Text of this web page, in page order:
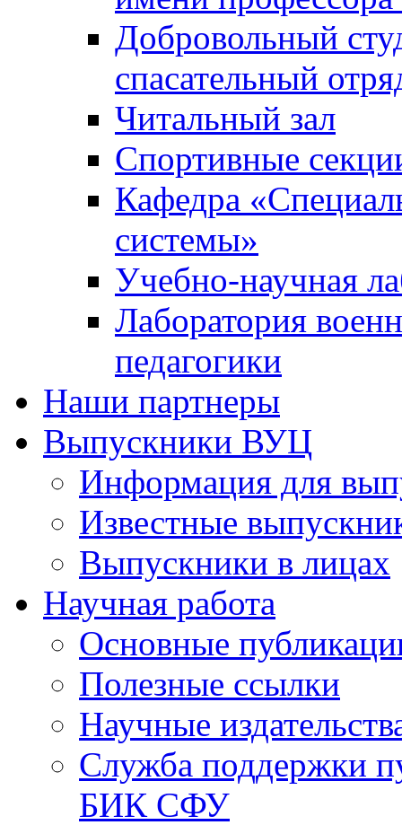
Добровольный
спасательный
Читальный зал
Спортивные
Кафедра
системы»
Учебно-научная
Лаборатория
педагогики
Наши партнеры
Выпускники ВУЦ
Информация для
Известные
Выпускники в лицах
Научная работа
Основные
Полезные ссылки
Научные
Служба поддержки
БИК СФУ